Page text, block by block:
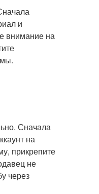
и
внимание на
Сначала
на
прикрепите
не
через